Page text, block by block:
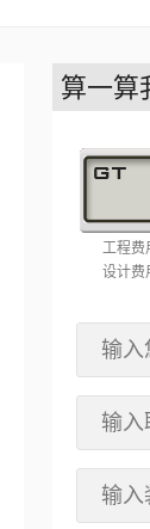
算一算
工程费
设计费